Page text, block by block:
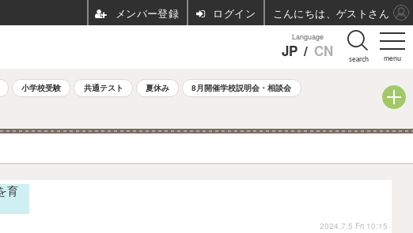
menu
Language
JP / CN search
小学校受験 共通テスト 夏休み 8月開催学校説明会・相談会
2024.7.5 Fri 10:15
ログイン こんにちは、ゲストさん